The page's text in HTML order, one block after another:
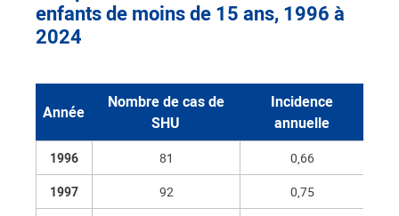
enfants de moins de 15 ans, 1996 à
2024
Année
Nombre de cas de
SHU
Incidence
annuelle
1996 81
0,66
1997
92
0,75